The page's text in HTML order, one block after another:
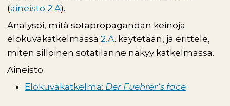
(aineisto 2.A).
Analysoi, mitä sotapropagandan keinoja
elokuvakatkelmassa 2.A. käytetään, ja erittele,
miten silloinen sotatilanne näkyy katkelmassa.
Aineisto
Elokuvakatkelma: Der Fuehrer’s face